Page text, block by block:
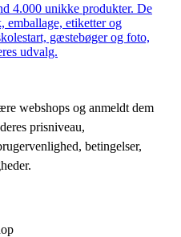
4.000 unikke produkter. De
emballage, etiketter og
gæstebøger og foto,
udvalg.
webshops og anmeldt dem
prisniveau,
betingelser,